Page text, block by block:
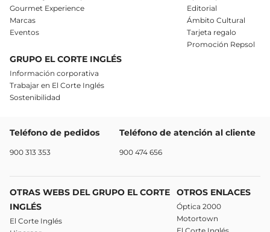
Gourmet Experience
Marcas
Eventos
Editorial
Ámbito Cultural
Tarjeta regalo
Promoción Repsol
GRUPO EL CORTE INGLÉS
Información corporativa
Trabajar en El Corte Inglés
Sostenibilidad
Teléfono de pedidos
900 313 353
Teléfono de atención al cliente
900 474 656
OTRAS WEBS DEL GRUPO EL CORTE
INGLÉS
El Corte Inglés
OTROS ENLACES
Óptica 2000
Motortown